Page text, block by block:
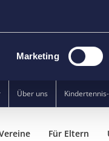
Marketing
Über uns
Für Eltern